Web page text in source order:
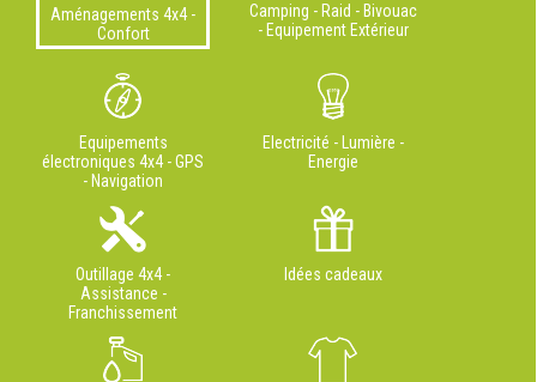
Aménagements 4x4 -
Confort
Camping - Raid - Bivouac
- Equipement Extérieur
Equipements
électroniques 4x4 - GPS
- Navigation
Electricité - Lumière -
Energie
Outillage 4x4 -
Assistance -
Franchissement
Idées cadeaux